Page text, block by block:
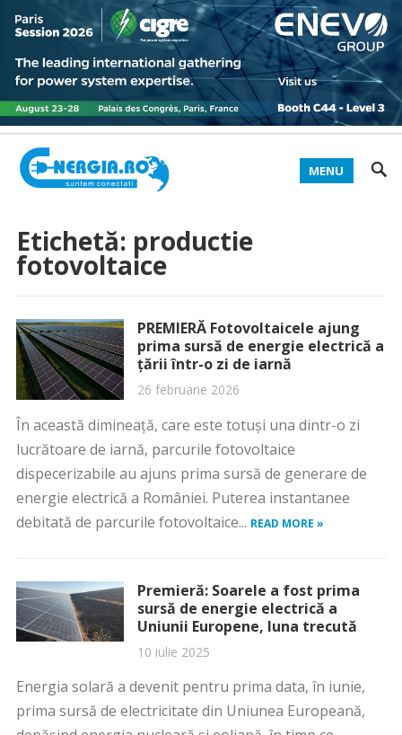
MENU
Etichetă: productie
fotovoltaice
PREMIERĂ Fotovoltaicele ajung
prima sursă de energie electrică a
țării într-o zi de iarnă
26 februarie 2026
În această dimineață, care este totuși una dintr-o zi
lucrătoare de iarnă, parcurile fotovoltaice
dispecerizabile au ajuns prima sursă de generare de
energie electrică a României. Puterea instantanee
debitată de parcurile fotovoltaice... READ MORE »
Premieră: Soarele a fost prima
sursă de energie electrică a
Uniunii Europene, luna trecută
10 iulie 2025
Energia solară a devenit pentru prima data, în iunie,
prima sursă de electricitate din Uniunea Europeană,